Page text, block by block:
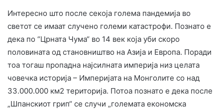
Интересно што после секоја голема пандемија во
светот се имаат случено големи катастрофи. Познато е
дека по “Црната Чума“ во 14 век која уби скоро
половината од становништво на Азија и Европа. Поради
тоа тогаш пропадна најсилната империја низ целата
човечка историја – Империјата на Монголите со над
33.000.000 км2 територија. Потоа познато е дека после
„Шпанскиот грип“ се случи „големата економска